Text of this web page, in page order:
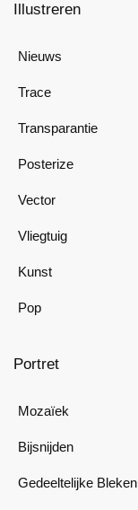
Illustreren
Nieuws
Trace
Transparantie
Posterize
Vector
Vliegtuig
Kunst
Pop
Portret
Mozaïek
Bijsnijden
Gedeeltelijke Bleken